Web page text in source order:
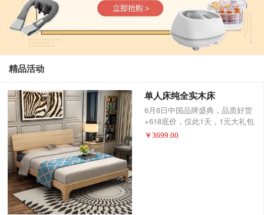
精品活动
单人床纯全实木床
6月6日中国品牌盛典，品质好货
+618底价，仅此1天，1元大礼包
提前抢！
￥ 3699.00